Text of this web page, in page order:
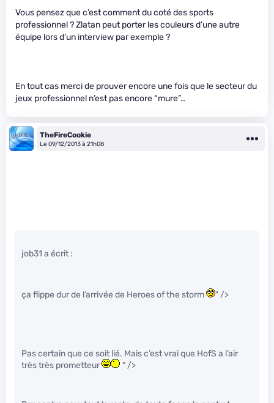
Vous pensez que c’est comment du coté des sports
professionnel ? Zlatan peut porter les couleurs d’une autre
équipe lors d’un interview par exemple ?
En tout cas merci de prouver encore une fois que le secteur du
jeux professionnel n’est pas encore “mure”…
TheFireCookie
Le 09/12/2013 à 21h08
job31 a écrit :
ça flippe dur de l’arrivée de Heroes of the storm " />
Pas certain que ce soit lié. Mais c’est vrai que HofS a l’air
très très prometteur
" />